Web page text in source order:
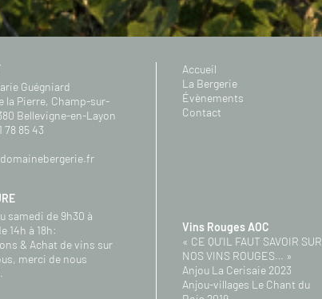
Guégniard
la Pierre, Champ-sur-
Bellevigne-en-Layon
78 85 43
samedi de 9h30 à
14h à 18h:
& Achat de vins sur
merci de nous
Accueil
La Bergerie
Évènements
Contact
Vins Rouges AOC
« CE QU’IL FAUT SAVOIR SUR
NOS VINS ROUGES… »
Anjou La Cerisaie 2023
Anjou-villages Le Chant du